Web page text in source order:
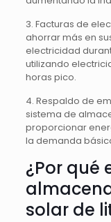
3. Facturas de
ahorrar más en
electricidad
utilizando
horas pico.
4. Respaldo de
sistema de
proporcionar
la demanda
¿Por qué
solar de